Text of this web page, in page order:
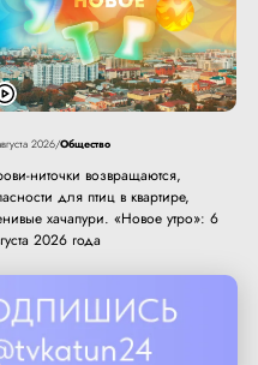
2026/Общество
ниточки возвращаются,
для птиц в квартире,
хачапури. «Новое утро»: 6
2026 года